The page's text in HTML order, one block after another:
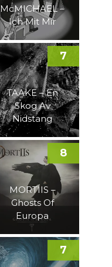
McMICHAEL –
Ich Mit Mir
TAAKE – En
Skog Av
Nidstang
7
MORTIIS –
Ghosts Of
Europa
8
7